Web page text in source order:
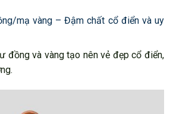
mạ vàng – Đậm chất cổ điển và uy
đồng và vàng tạo nên vẻ đẹp cổ điển,